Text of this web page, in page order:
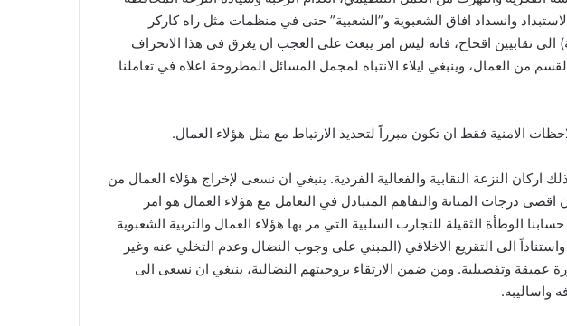
وانسداد افاق الشعبوية و”الشعبية” حتى في منظمات مثل راه كاركر
الاساسية) الى نقابيين اقحاح، فانه ليس امر يبعث على العجب ان يغرق في هذا الانحراف
من العمال، وينبغي ايلاء الانتباه لمجمل المسائل المطروحة اعلاه في تعاملنا
النزعة النقابية والفعالية الفردية. ينبغي ان نسعى لإخراج هؤلاء العمال من
اقصى درجات المتانة والتفاهم المتبادل في التعامل مع هؤلاء العمال هو امر
الثقيلة للتجارب السلبية التي مر بها هؤلاء العمال والتربية الشعبوية
الى التقريع الاخلاقي (المبني على وجوب النضال وعدم التخلي عنه وغير
عميقة وتفصيلية. ومن ضمن الارتقاء بروحيتهم النضالية، ينبغي ان نسعى الى
واساليبه.